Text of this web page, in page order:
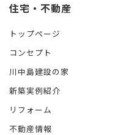
住宅・不動産
トップページ
コンセプト
川中島建設の家
新築実例紹介
リフォーム
不動産情報